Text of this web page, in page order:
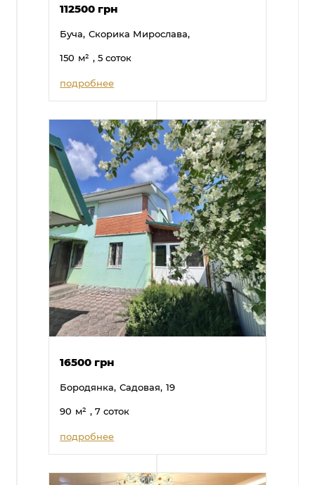
112500 грн
Буча, Скорика Мирослава,
150 м² , 5 соток
подробнее
16500 грн
Бородянка, Садовая, 19
90 м² , 7 соток
подробнее